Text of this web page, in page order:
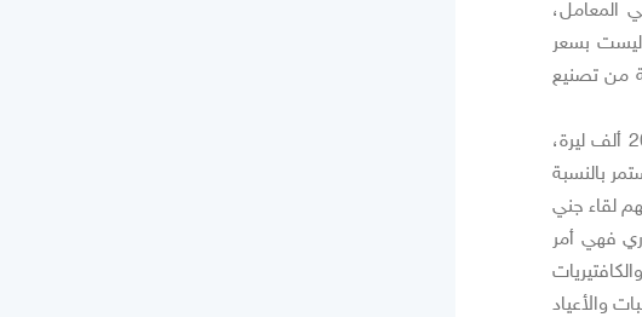
المعامل،
ليست بسعر
من تصنيع
فالبائع الجوال يبيع قالب الثلج، الذي يكلفه 3000 ليرة بالحد الأعلى، بمبلغ لا يقل عن 20 ألف ليرة،
غير مستمر بالنسبة
لقاء جني
فهي أمر
والأعياد